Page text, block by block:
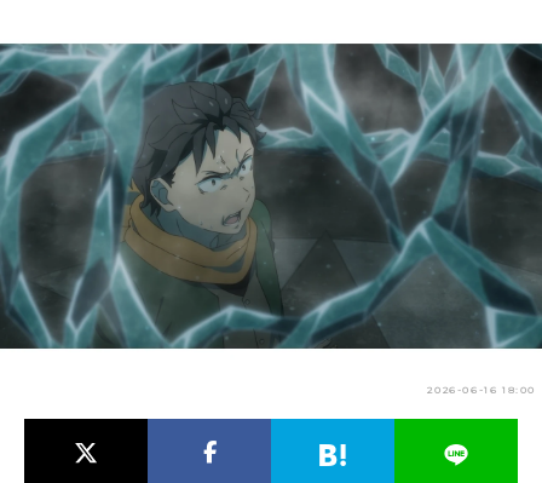
2.5次元 配信・Vtuber トレンド 無料マンガ
最新記事一覧
アニメ記事一覧 声優記事一覧
アニメ映画一覧 実写化映画一覧
今期アニメ曜日別一覧
春アニメ 夏アニメ
男性声優/女性声優一覧
2026-06-16 18:00